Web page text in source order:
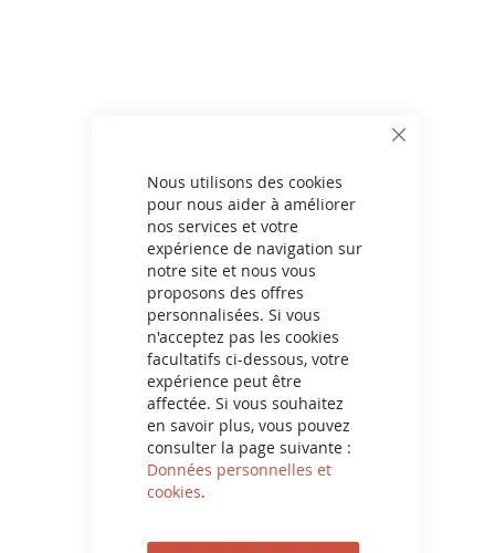
CLOSE
Nous utilisons des cookies
pour nous aider à améliorer
nos services et votre
expérience de navigation sur
notre site et nous vous
proposons des offres
personnalisées. Si vous
n'acceptez pas les cookies
facultatifs ci-dessous, votre
expérience peut être
affectée. Si vous souhaitez
en savoir plus, vous pouvez
consulter la page suivante :
Données personnelles et
cookies.
COUP D'ÉCLAT ®
Produits